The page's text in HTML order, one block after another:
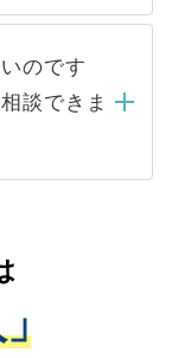
殺到する場
った人材の
ースが増え
。内定先へ
ナーが行い
りませんの
からの登録
人情報は、
転職活動の
お預かりし
本人の許可
ての厳密な
に付与され
済みです。
のです
談できま
状況や紹介
ドバイスを
転職をされ
が可能です